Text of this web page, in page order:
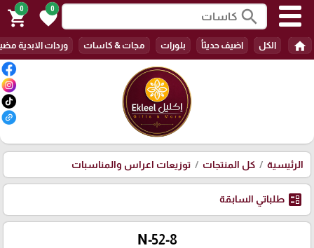
search
0
favorite
0
shopping_cart
home الكل اضيف حديثأ بلورات مجات & كاسات وردات الابدية
الرئيسية كل المنتجات توزيعات اعراس والمناسبات
ballot طلباتي السابقة
N-52-8